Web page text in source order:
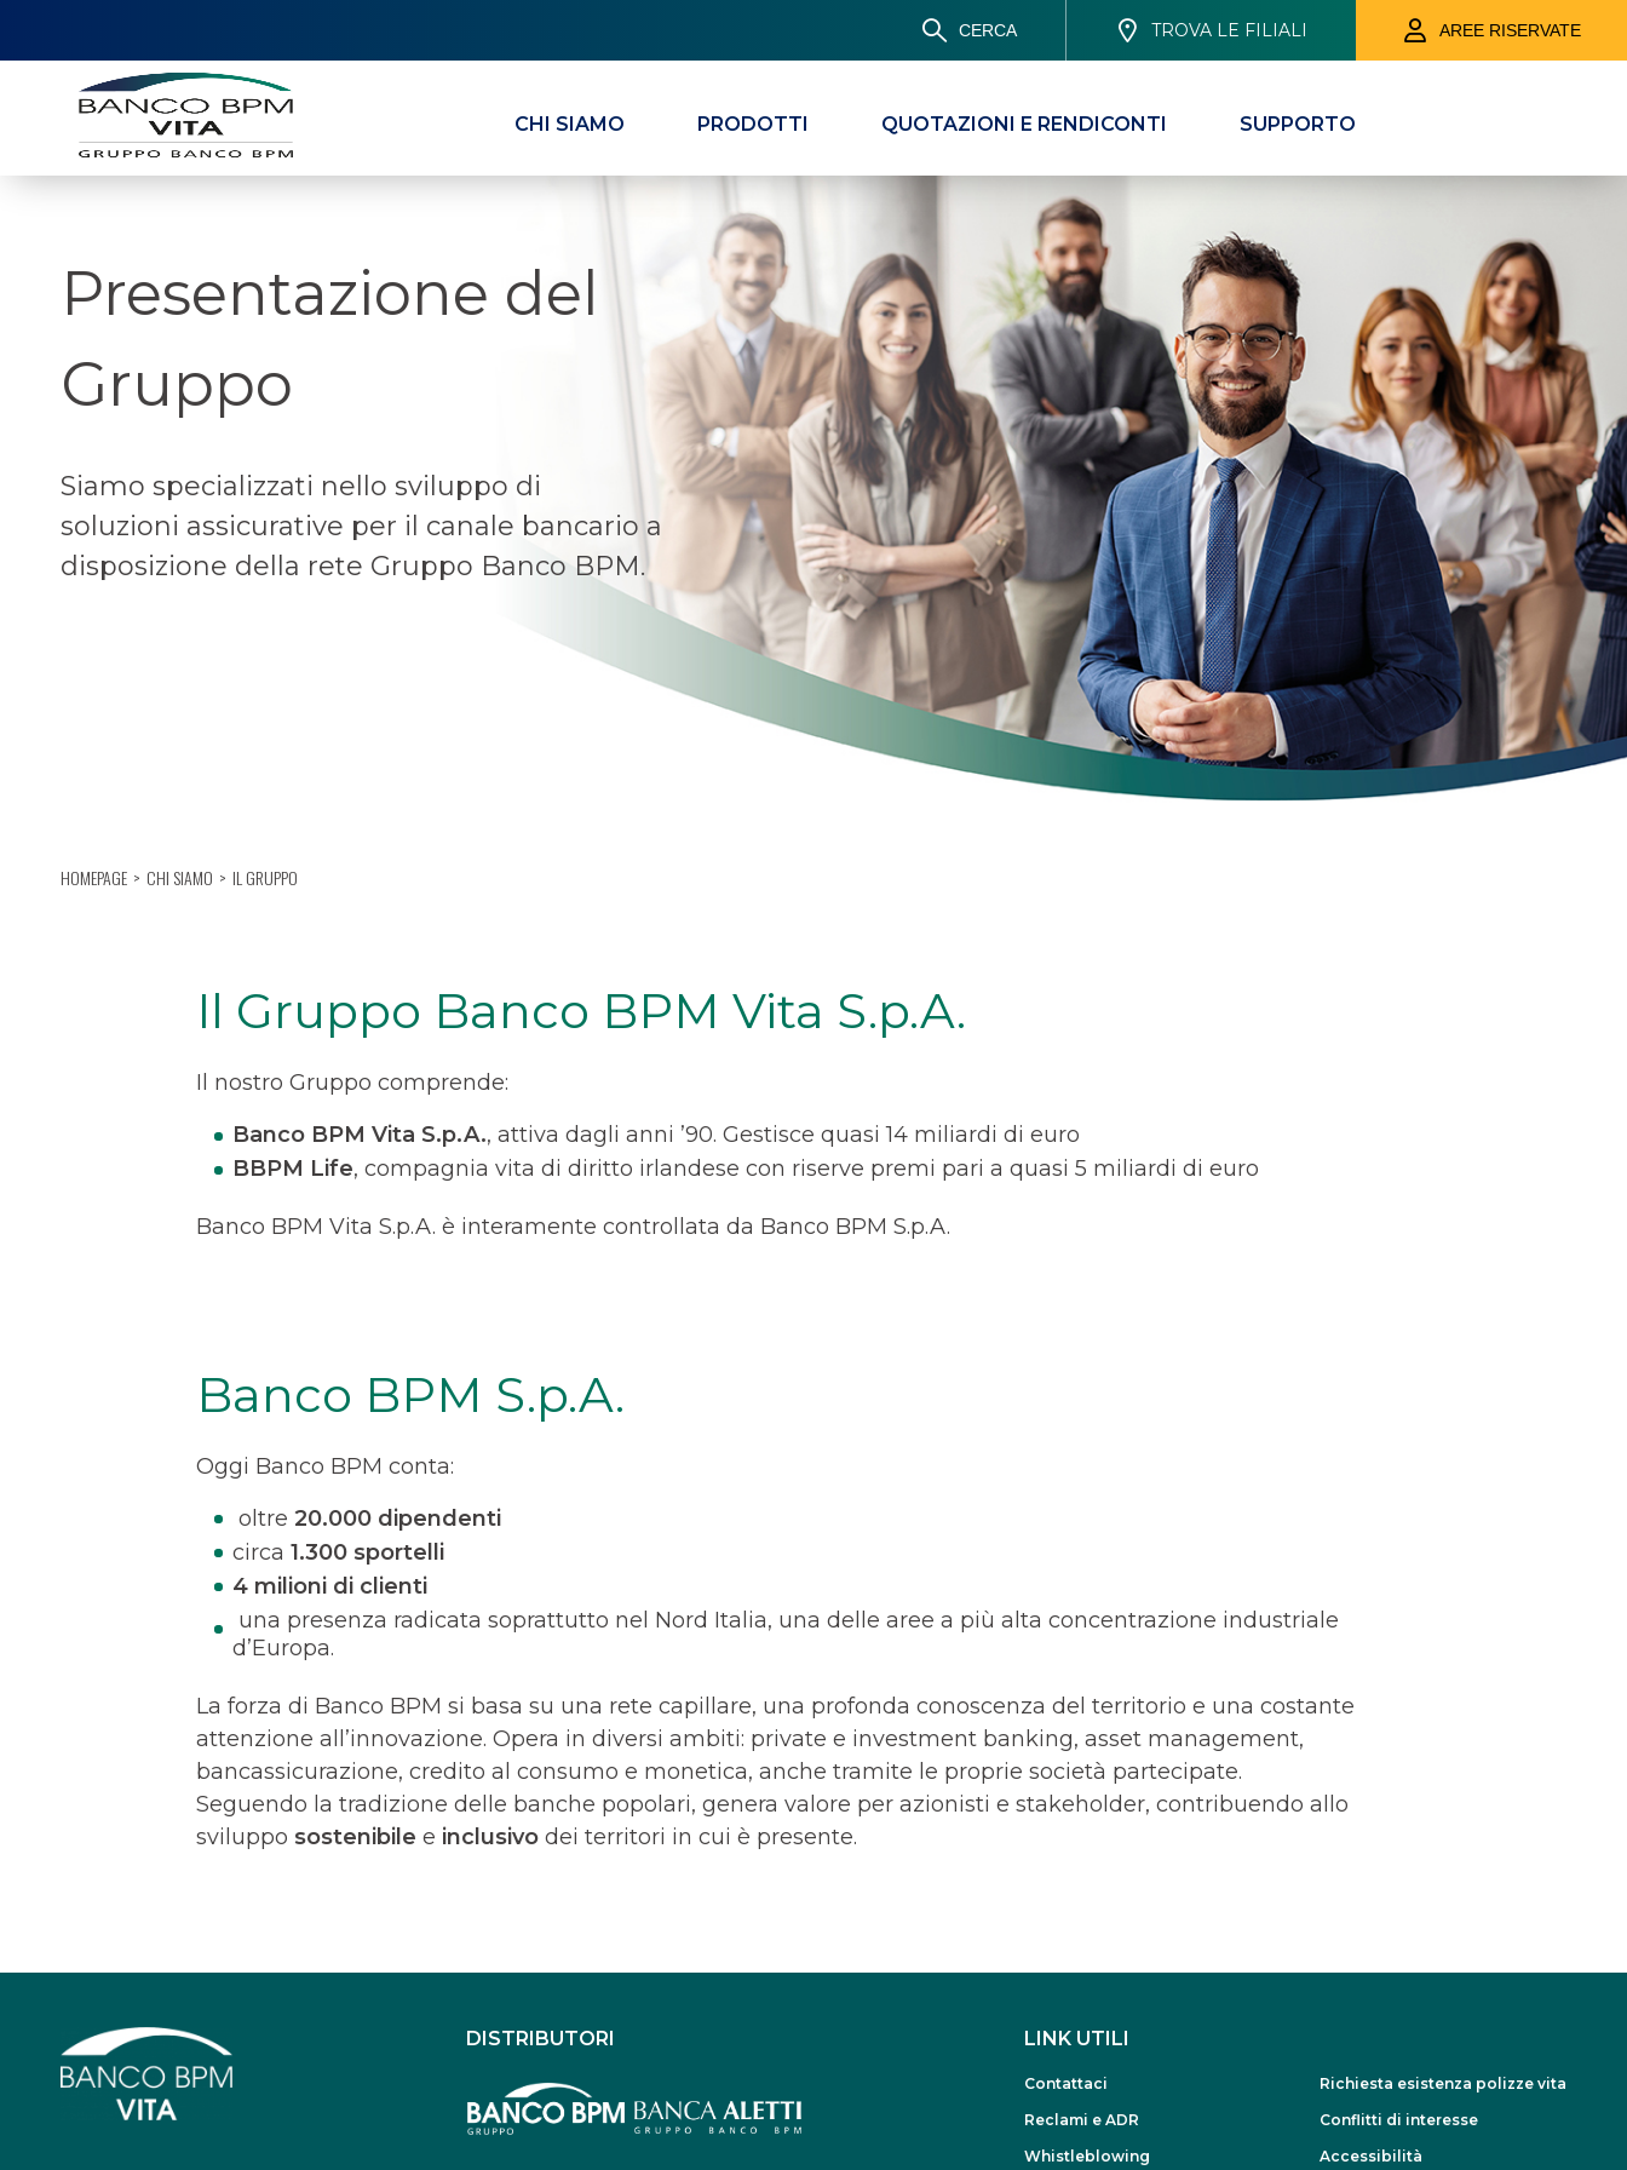
CERCA TROVA LE FILIALI AREE RISERVATE
CHI SIAMO PRODOTTI QUOTAZIONI E RENDICONTI SUPPORTO
HOMEPAGE CHI SIAMO IL GRUPPO
Presentazione del
Gruppo
Siamo specializzati nello sviluppo di
soluzioni assicurative per il canale bancario a
disposizione della rete Gruppo Banco BPM.
Il Gruppo Banco BPM Vita S.p.A.
Il nostro Gruppo comprende:
Banco BPM Vita S.p.A., attiva dagli anni ’90. Gestisce quasi 14 miliardi di euro
BBPM Life, compagnia vita di diritto irlandese con riserve premi pari a quasi 5 miliardi di euro
Banco BPM Vita S.p.A. è interamente controllata da Banco BPM S.p.A.
Banco BPM S.p.A.
Oggi Banco BPM conta:
oltre 20.000 dipendenti
circa 1.300 sportelli
4 milioni di clienti
una presenza radicata soprattutto nel Nord Italia, una delle aree a più alta concentrazione industriale
d’Europa.
La forza di Banco BPM si basa su una rete capillare, una profonda conoscenza del territorio e una costante
attenzione all’innovazione. Opera in diversi ambiti: private e investment banking, asset management,
bancassicurazione, credito al consumo e monetica, anche tramite le proprie società partecipate.
Seguendo la tradizione delle banche popolari, genera valore per azionisti e stakeholder, contribuendo allo
sviluppo sostenibile e inclusivo dei territori in cui è presente.
DISTRIBUTORI LINK UTILI
Contattaci
Reclami e ADR
Whistleblowing
Richiesta esistenza polizze vita
Conflitti di interesse
Accessibilità